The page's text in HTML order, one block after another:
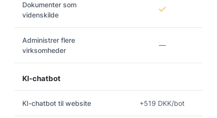
Dokumenter som
videnskilde
Administrer flere
virksomheder
—
KI-chatbot
KI-chatbot til website +519 DKK/bot